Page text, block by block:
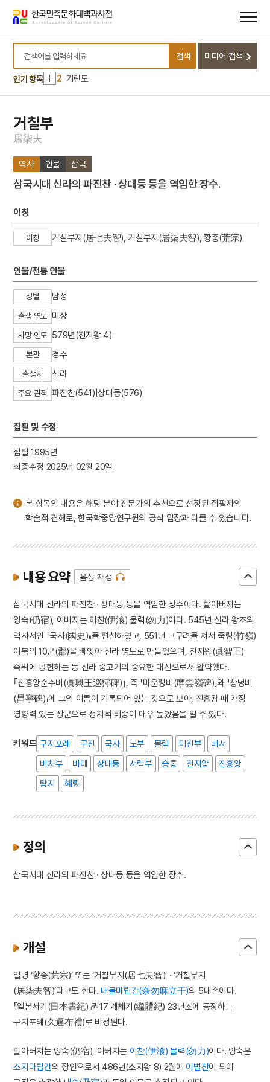
바로가기
바로가기
검색어를 입력하세요
검색 미디어 검색
인기 항목
10 무령왕릉
1 금성대군
2 기린도
3 세조
7
괴인의 정체
8 김상진
10 무령왕릉
1 금성대군
3
4
5 최명길
6 고국원왕
7
8
돈녕부게판
거칠부
居柒夫
역사 인물 삼국
삼국시대 신라의 파진찬 · 상대등 등을 역임한 장수.
이칭
이칭 거칠부지(居七夫智), 거칠부지(居柒夫智), 황종(荒宗)
인물/전통 인물
성별 남성
출생 연도 미상
사망 연도 579년(진지왕 4)
본관 경주
출생지 신라
주요 관직 파진찬(541)|상대등(576)
집필 및 수정
집필 1995년
최종수정 2025년 02월 20일
본 항목의 내용은 해당 분야 전문가의 추천으로 선정된 집필자의
학술적 견해로, 한국학중앙연구원의 공식 입장과 다를 수 있습니다.
내용 요약 음성 재생
삼국시대 신라의 파진찬 · 상대등 등을 역임한 장수이다. 할아버지는
잉숙(仍宿), 아버지는 이찬(伊湌) 물력(勿力)이다. 545년 신라 왕조의
역사서인 『국사(國史)』를 편찬하였고, 551년 고구려를 쳐서 죽령(竹嶺)
이북의 10군(郡)을 빼앗아 신라 영토로 만들었으며, 진지왕(眞智王)
즉위에 공헌하는 등 신라 중고기의 중요한 대신으로서 활약했다.
｢진흥왕순수비(眞興王巡狩碑)｣, 즉 「마운령비(摩雲嶺碑)」와 「창녕비
(昌寧碑)」에 그의 이름이 기록되어 있는 것으로 보아, 진흥왕 때 가장
영향력 있는 장군으로 정치적 비중이 매우 높았음을 알 수 있다.
키워드 구지포례 구진 국사 노부 물력 미진부
비서
비차부
비태 상대등 서력부 승통 진지왕
진흥왕
탐지
혜량
정의
삼국시대 신라의 파진찬 · 상대등 등을 역임한 장수.
개설
일명 ‘황종(荒宗)’ 또는 ‘거칠부지(居七夫智)’ · ‘거칠부지
(居柒夫智)’라고도 한다. 내물마립간(奈勿麻立干)의 5대손이다.
『일본서기(日本書紀)』권17 계체기(繼體紀) 23년조에 등장하는
구지포례(久遲布禮)로 비정된다.
할아버지는 잉숙(仍宿), 아버지는 이찬(伊湌) 물력(勿力)이다. 잉숙은
소지마립간의 장인으로서 486년(소지왕 8) 2월에 이벌찬이 되어